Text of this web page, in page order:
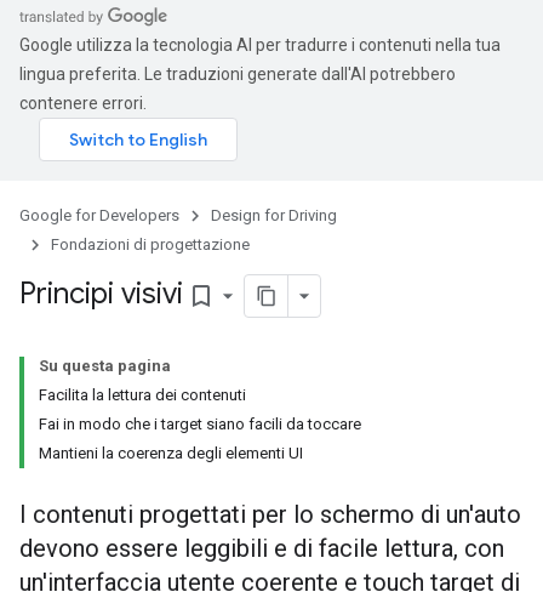
Google utilizza la tecnologia AI per tradurre i contenuti nella tua
lingua preferita. Le traduzioni generate dall'AI potrebbero
contenere errori.
Google for Developers
Design for Driving
Fondazioni di progettazione
Principi visivi bookmark_border
Su questa pagina
Facilita la lettura dei contenuti
Fai in modo che i target siano facili da toccare
Mantieni la coerenza degli elementi UI
I contenuti progettati per lo schermo di un'auto
devono essere leggibili e di facile lettura, con
un'interfaccia utente coerente e touch target di